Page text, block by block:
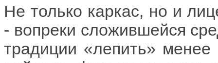
Не только каркас, но и
- вопреки сложившейся
традиции «лепить»